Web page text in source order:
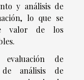
y análisis de
lo que se
valor de los
de
análisis de